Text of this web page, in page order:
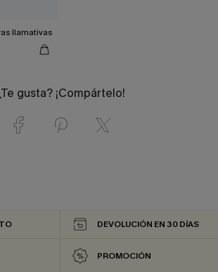
llamativas
gusta? ¡Compártelo!
DEVOLUCIÓN EN 30 DÍAS
PROMOCIÓN